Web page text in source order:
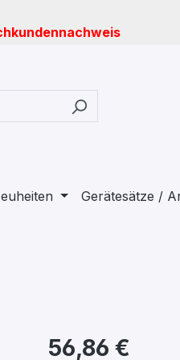
Gerätesätze /
56,86 €